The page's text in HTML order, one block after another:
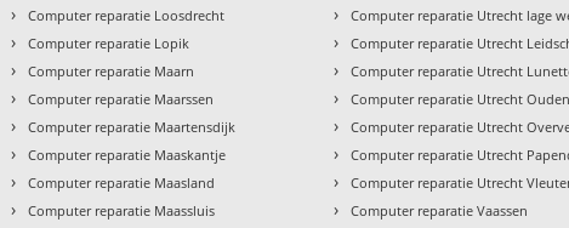
› Computer reparatie Loosdrecht
› Computer reparatie Lopik
› Computer reparatie Maarn
› Computer reparatie Maarssen
› Computer reparatie Maartensdijk
› Computer reparatie Maaskantje
› Computer reparatie Maasland
› Computer reparatie Maassluis
› Computer reparatie Utrecht lage
› Computer reparatie Utrecht
› Computer reparatie Utrecht
› Computer reparatie Utrecht
› Computer reparatie Utrecht
› Computer reparatie Utrecht
› Computer reparatie Utrecht
› Computer reparatie Vaassen